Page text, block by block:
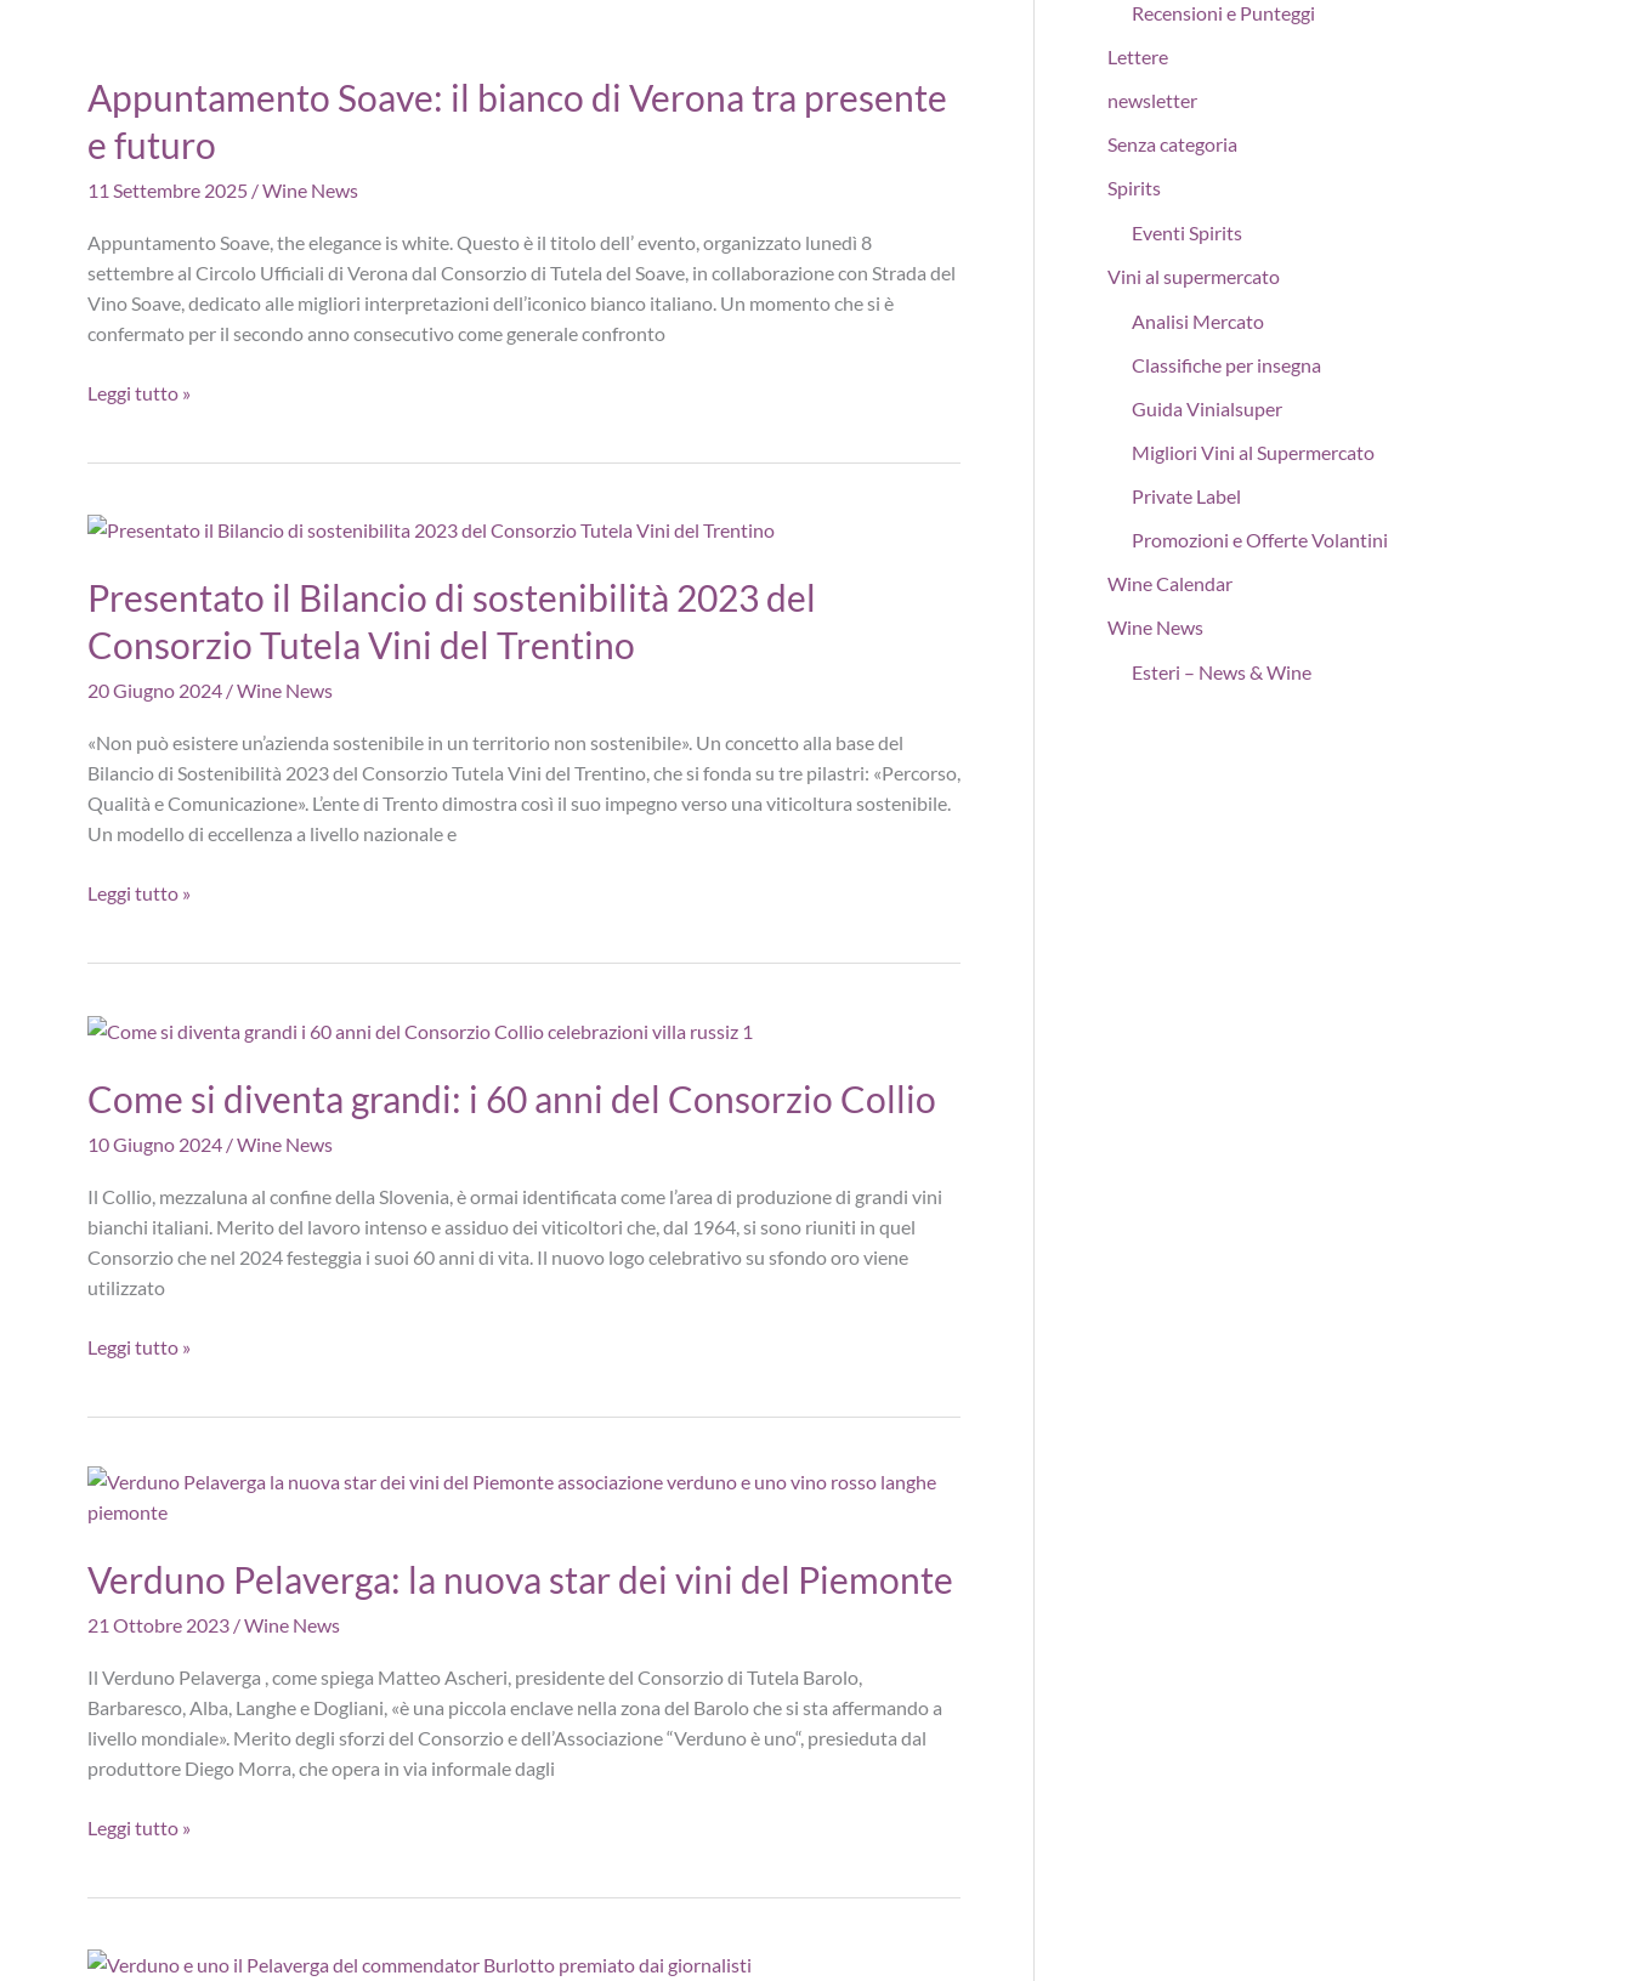
del
Chianti
Classico
Appuntamento Soave: il bianco di Verona tra presente
e futuro
11 Settembre 2025 /Wine News
Appuntamento Soave, the elegance is white. Questo è il titolo dell’ evento, organizzato lunedì 8
settembre al Circolo Ufficiali di Verona dal Consorzio di Tutela del Soave, in collaborazione con Strada del
Vino Soave, dedicato alle migliori interpretazioni dell’iconico bianco italiano. Un momento che si è
confermato per il secondo anno consecutivo come generale confronto
Appuntamento
di
Verona
presente
e
futuro
Leggi tutto »
Presentato il Bilancio di sostenibilità 2023 del
Consorzio Tutela Vini del Trentino
20 Giugno 2024 /Wine News
«Non può esistere un’azienda sostenibile in un territorio non sostenibile». Un concetto alla base del
Bilancio di Sostenibilità 2023 del Consorzio Tutela Vini del Trentino, che si fonda su tre pilastri: «Percorso,
Qualità e Comunicazione». L’ente di Trento dimostra così il suo impegno verso una viticoltura sostenibile.
Un modello di eccellenza a livello nazionale e
Presentato
sostenibilità
2023
Consorzio
Tutela
del
Trentino
Leggi tutto »
Come si diventa grandi: i 60 anni del Consorzio Collio
10 Giugno 2024 /Wine News
Il Collio, mezzaluna al confine della Slovenia, è ormai identificata come l’area di produzione di grandi vini
bianchi italiani. Merito del lavoro intenso e assiduo dei viticoltori che, dal 1964, si sono riuniti in quel
Consorzio che nel 2024 festeggia i suoi 60 anni di vita. Il nuovo logo celebrativo su sfondo oro viene
utilizzato
Come
i
anni
Consorzio
Collio
Leggi tutto »
Verduno Pelaverga: la nuova star dei vini del Piemonte
21 Ottobre 2023 /Wine News
Il Verduno Pelaverga , come spiega Matteo Ascheri, presidente del Consorzio di Tutela Barolo,
Barbaresco, Alba, Langhe e Dogliani, «è una piccola enclave nella zona del Barolo che si sta affermando a
livello mondiale». Merito degli sforzi del Consorzio e dell’Associazione “Verduno è uno“, presieduta dal
produttore Diego Morra, che opera in via informale dagli
Verduno
star
Leggi tutto »
Recensioni e Punteggi
Lettere
newsletter
Senza categoria
Spirits
Eventi Spirits
Vini al supermercato
Analisi Mercato
Classifiche per insegna
Guida Vinialsuper
Migliori Vini al Supermercato
Private Label
Promozioni e Offerte Volantini
Wine Calendar
Wine News
Esteri – News & Wine